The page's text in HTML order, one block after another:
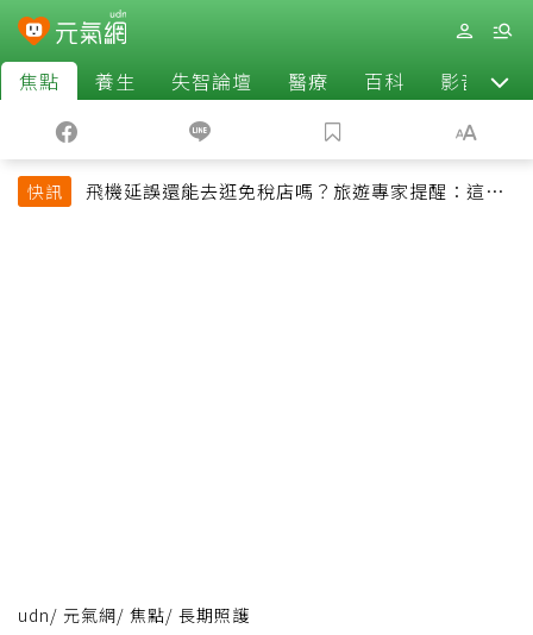
焦點 養生 失智論壇 醫療 百科 影音
快訊
飛機延誤還能去逛免稅店嗎？旅遊專家提醒：這個
udn/ 元氣網/ 焦點/ 長期照護